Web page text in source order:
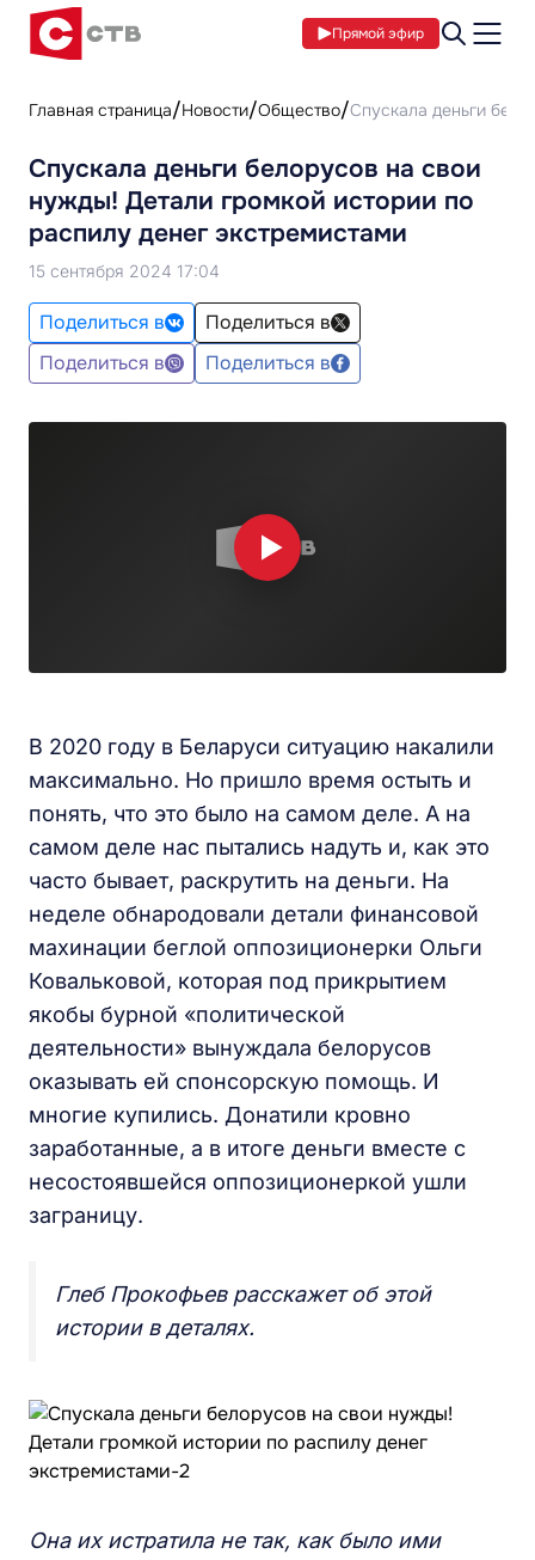
Прямой эфир
Главная страница Новости Общество Спускала деньги
Спускала деньги белорусов на свои
нужды! Детали громкой истории по
распилу денег экстремистами
15 сентября 2024 17:04
Поделиться в
Поделиться в
Поделиться в
Поделиться в
В 2020 году в Беларуси ситуацию накалили
максимально. Но пришло время остыть и
понять, что это было на самом деле. А на
самом деле нас пытались надуть и, как это
часто бывает, раскрутить на деньги. На
неделе обнародовали детали финансовой
махинации беглой оппозиционерки Ольги
Ковальковой, которая под прикрытием
якобы бурной «политической
деятельности» вынуждала белорусов
оказывать ей спонсорскую помощь. И
многие купились. Донатили кровно
заработанные, а в итоге деньги вместе с
несостоявшейся оппозиционеркой ушли
заграницу.
Глеб Прокофьев расскажет об этой
истории в деталях.
Она их истратила не так, как было ими